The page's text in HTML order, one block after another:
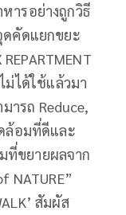
หารอย่างถูกวิธี
ดคัดแยกขยะ
ม่ได้ใช้แล้วมา
ารถ Reduce,
ดล้อมที่ดีและ
ที่ขยายผลจาก
NATURE”
สัมผัส